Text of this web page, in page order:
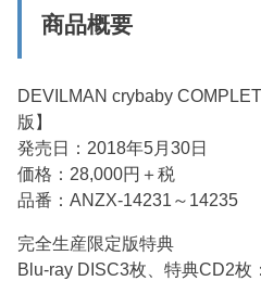
商品概要
DEVILMAN crybaby
版】
発売日：2018年5月30日
価格：28,000円＋税
品番：ANZX-14231～14235
完全生産限定版特典
Blu-ray DISC3枚、特典CD2枚